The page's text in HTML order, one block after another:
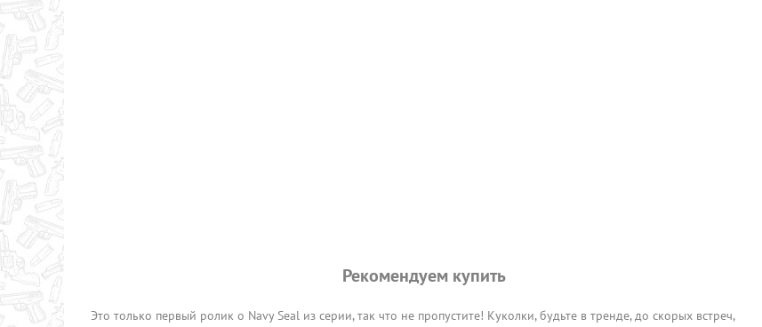
Рекомендуем купить
Это только первый ролик о Navy Seal из серии, так что не пропустите! Куколки, будьте в тренде, до скорых встреч,